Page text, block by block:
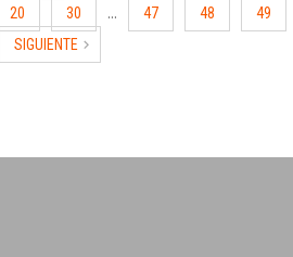
20 30 ... 47 48
49
SIGUIENTE